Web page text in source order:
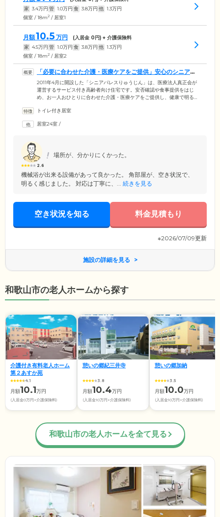
家 3.4万円 管 1.0万円 食 3.8万円 他 1.3万円
個室 / 18m2 / 居室1
月額10.5 万円 (入居金 0円) + 介護保険料
家 4.5万円 管 1.0万円 食 3.8万円 他 1.3万円
個室 / 18m2 / 居室2
「必要に合わせた介護・医療ケアをご提供」安心のシニアラ
イフを応援します
2011年4月に開設した「シニアパレスりゅうじん」は、医療法人真正会が
運営するサービス付き高齢者向け住宅です。安否確認や食事提供をはじ
め、お一人おひとりに合わせた介護・医療ケアをご提供し、健康で明る
ご家族様の在宅介護に限界を感じている方、病院退院後で安心して暮ら
本線「宮前駅」から徒歩3分。駅から近く、買い物や外出がしやすい立地
トイレ付き居室
居室24室 /
2.6
場所が、分かりにくかった。
機械浴が出来る設備があって良かった。 角部屋が、空き状況で、
明るく感じました。 対応は丁寧に、... 続きを見る
空き状況を知る 料金見積もり
※2026/07/09更新
施設の詳細を見る
和歌山市の老人ホームから探す
介護付き有料老人ホーム
第２あすか苑
4.1
月額10.1万円
(入居金0万円+介護保険料)
憩いの郷紀三井寺
3.8
月額10.4万円
(入居金10万円+介護保険料)
憩いの郷加納
3.5
月額10.0万円
(入居金10万円+介護保険料)
和歌山市の老人ホームを全て見る